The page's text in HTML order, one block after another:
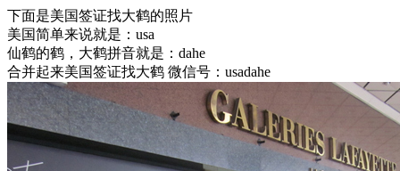
下面是美国签证找大鹤的照片
美国简单来说就是：usa
仙鹤的鹤，大鹤拼音就是：dahe
合并起来美国签证找大鹤 微信号：usadahe